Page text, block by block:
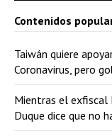
Contenidos
Taiwán quiere
Coronavirus, pero
Mientras el exfiscal
Duque dice que no